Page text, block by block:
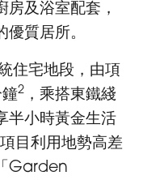
及浴室配套，
質居所。
住宅地段，由項
2 ，乘搭東鐵綫
半小時黃金生活
目利用地勢高差
Garden